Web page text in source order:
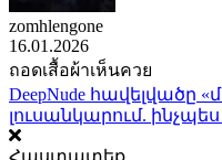
zomhlengone
16.01.2026
ถอดเสื้อผ้าเห็นควย
DeepNude հավելվածը
լուսանկարում.
Հաստատեք